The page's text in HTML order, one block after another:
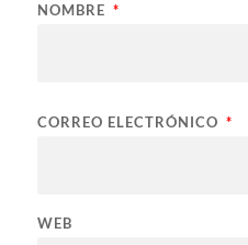
NOMBRE *
CORREO ELECTRÓNICO *
WEB